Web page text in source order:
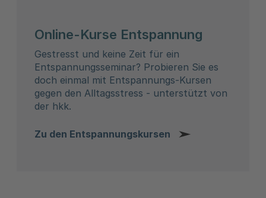
Online-Kurse Entspannung
Gestresst und keine Zeit für ein
Entspannungsseminar? Probieren Sie es
doch einmal mit Entspannungs-Kursen
gegen den Alltagsstress - unterstützt von
der hkk.
Zu den Entspannungskursen